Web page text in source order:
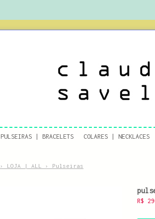
PULSEIRAS | BRACELETS COLARES | NECKLACES
› LOJA | ALL › Pulseiras
R$